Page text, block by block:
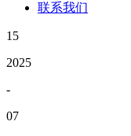
联系我们
15
2025
-
07